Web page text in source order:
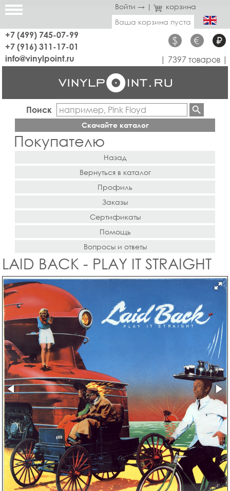
Войти → |
корзина
Ваша корзина пуста
+7 (499) 745-07-99
+7 (916) 311-17-01
$ € ₽
info@vinylpoint.ru | 7397 товаров |
Поиск
Скачайте каталог
Покупателю
Назад
Вернуться в каталог
Профиль
Заказы
Сертификаты
Помощь
Вопросы и ответы
LAID BACK - PLAY IT STRAIGHT